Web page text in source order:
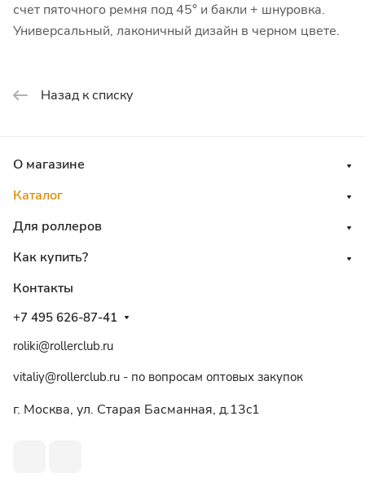
счет пяточного ремня под 45° и бакли + шнуровка.
Универсальный, лаконичный дизайн в черном цвете.
Назад к списку
О магазине
Каталог
Для роллеров
Как купить?
Контакты
+7 495 626-87-41
roliki@rollerclub.ru
vitaliy@rollerclub.ru - по вопросам оптовых закупок
г. Москва, ул. Старая Басманная, д.13c1